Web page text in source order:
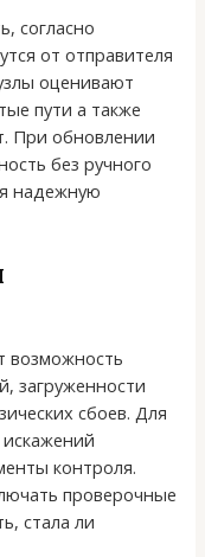
согласно
от отправителя
оценивают
пути а также
При обновлении
без ручного
надежную
возможность
загруженности
сбоев. Для
контроля.
проверочные
стала ли